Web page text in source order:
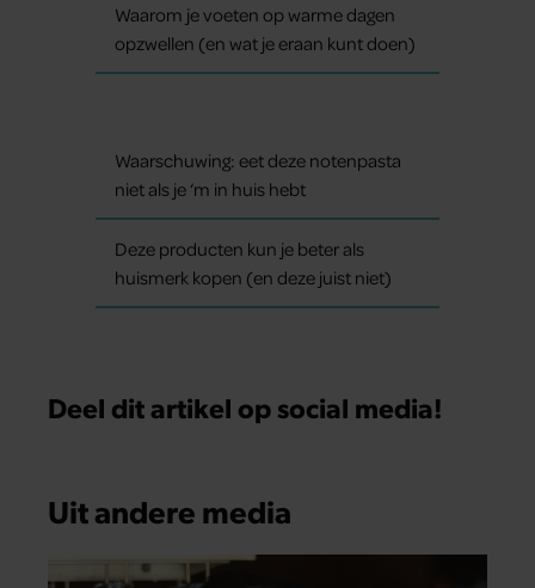
Waarom je voeten op warme dagen
opzwellen (en wat je eraan kunt doen)
Waarschuwing: eet deze notenpasta
niet als je ‘m in huis hebt
Deze producten kun je beter als
huismerk kopen (en deze juist niet)
Deel dit artikel op social media!
Uit andere media